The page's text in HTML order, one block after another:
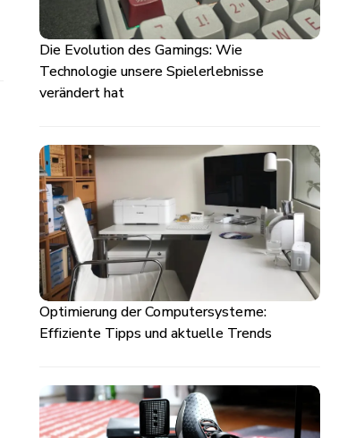
Die Evolution des Gamings: Wie
Technologie unsere Spielerlebnisse
verändert hat
Optimierung der Computersysteme:
Effiziente Tipps und aktuelle Trends